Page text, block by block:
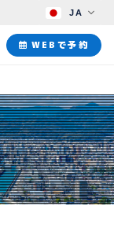
JA
WEBで予約